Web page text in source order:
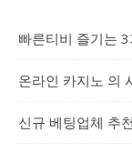
빠른티비 즐기는
온라인 카지노 의
신규 베팅업체 추